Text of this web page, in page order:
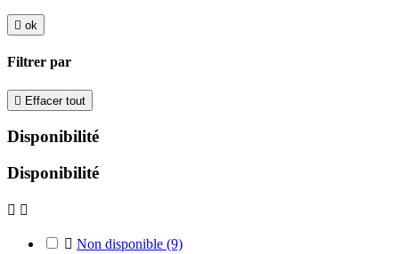
 ok
Filtrer par
 Effacer tout
Disponibilité
Disponibilité
 
 Non disponible (9)